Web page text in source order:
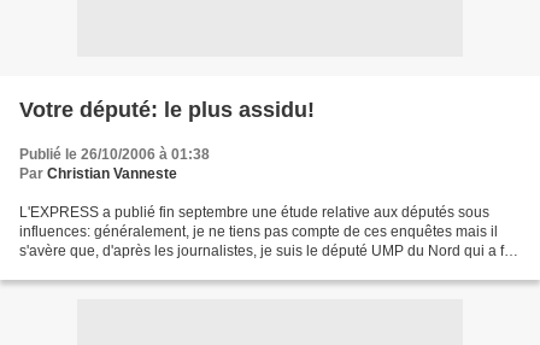
Votre député: le plus assidu!
Publié le 26/10/2006 à 01:38
Par Christian Vanneste
L'EXPRESS a publié fin septembre une étude relative aux députés sous
influences: généralement, je ne tiens pas compte de ces enquêtes mais il
s'avère que, d'après les journalistes, je suis le député UMP du Nord qui a fait